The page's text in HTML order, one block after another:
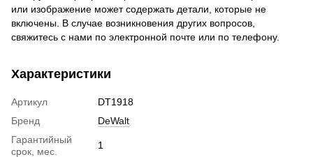
или изображение может содержать детали, которые не
включены. В случае возникновения других вопросов,
свяжитесь с нами по электронной почте или по телефону.
Характеристики
Артикул
DT1918
Бренд
DeWalt
Гарантийный
срок, мес.
1